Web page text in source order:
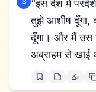
“इस देश में
तुझे आशीष दूँगा,
दूँगा। और मैं उस
अब्राहम से खाई